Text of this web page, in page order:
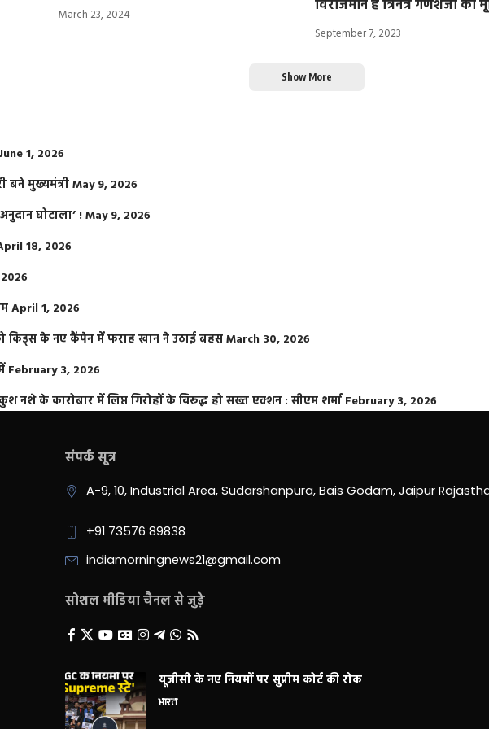
March 23, 2024 विराजमान है त्रिनेत्र गणेशजी की
September 7, 2023
Show More
June 1, 2026
बने मुख्यमंत्रीMay 9, 2026
घोटाला’ !May 9, 2026
18, 2026
April 1, 2026
किड्स के नए कैंपेन में फराह खान ने उठाई बहसMarch 30, 2026
February 3, 2026
नशे के कारोबार में लिप्त गिरोहों के विरूद्ध हो सख्त एक्शन : सीएम शर्मा February 3, 2026
संपर्क सूत्र
A-9, 10, Industrial Area, Sudarshanpura, Bais Godam, Jaipur
+91 73576 89838
indiamorningnews21@gmail.com
सोशल मीडिया चैनल से जुड़े
यूजीसी के नए नियमों पर सुप्रीम कोर्ट की रोक
भारत